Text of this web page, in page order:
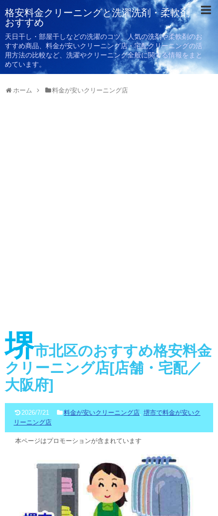
格安料金クリーニングと洗濯洗剤・柔軟剤
おすすめ
天日干し・部屋干しなどの洗濯のコツ、人気の洗剤や柔軟剤のお
すすめ商品、料金が安いクリーニング店・宅配クリーニングの活
用方法の比較など、洗濯やクリーニング全般に関する情報をまと
めています。
ホーム 料金が安いクリーニング店
堺市北区のおすすめ格安料金
クリーニング店[店舗・宅配／
大阪府]
2026/7/21 料金が安いクリーニング店, 堺市で料金が安いク
リーニング店
本ページはプロモーションが含まれています